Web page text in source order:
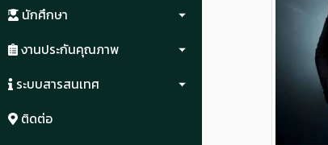
นักศึกษา
งานประกันคุณภาพ
ระบบสารสนเทศ
ติดต่อ